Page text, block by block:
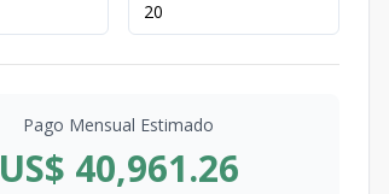
Pago Mensual Estimado
US$ 40,961.26